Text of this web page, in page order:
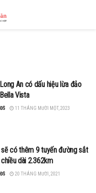
An có dấu hiệu lừa đảo
Vista
11 THÁNG MƯỜI MỘT, 2023
có thêm 9 tuyến đường sắt
dài 2.362km
20 THÁNG MƯỜI, 2021